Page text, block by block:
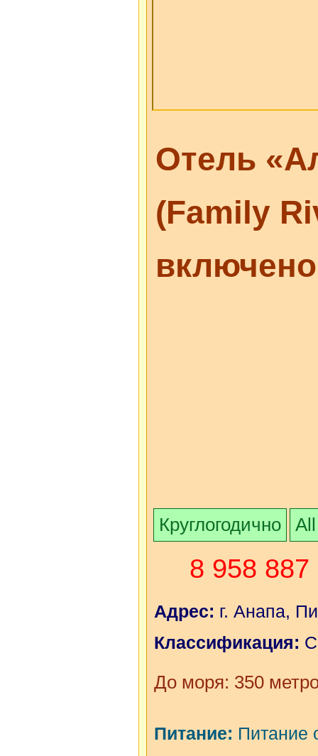
Отель
(Family
Круглогодично
8 958 887
Адрес: г. Анапа,
Классификация:
До моря: 350
Питание: Питание